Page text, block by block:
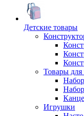
Детские товары
Товары для
Игрушки